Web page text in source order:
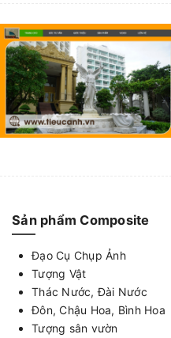
Sản phẩm Composite
Đạo Cụ Chụp Ảnh
Tượng Vật
Thác Nước, Đài Nước
Đôn, Chậu Hoa, Bình Hoa
Tượng sân vườn